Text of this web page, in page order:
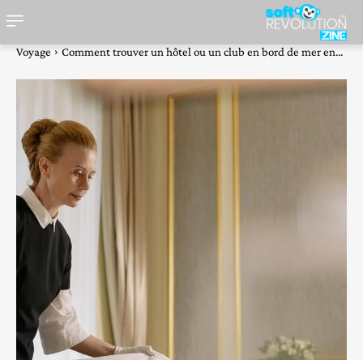
Voyage Comment trouver un hôtel ou un club en bord de mer en...